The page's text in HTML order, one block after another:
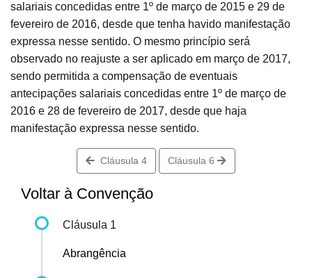
salariais concedidas entre 1º de março de 2015 e 29 de
fevereiro de 2016, desde que tenha havido manifestação
expressa nesse sentido. O mesmo princípio será
observado no reajuste a ser aplicado em março de 2017,
sendo permitida a compensação de eventuais
antecipações salariais concedidas entre 1º de março de
2016 e 28 de fevereiro de 2017, desde que haja
manifestação expressa nesse sentido.
Cláusula 4 Cláusula 6
Voltar à Convenção
Cláusula 1
Abrangência